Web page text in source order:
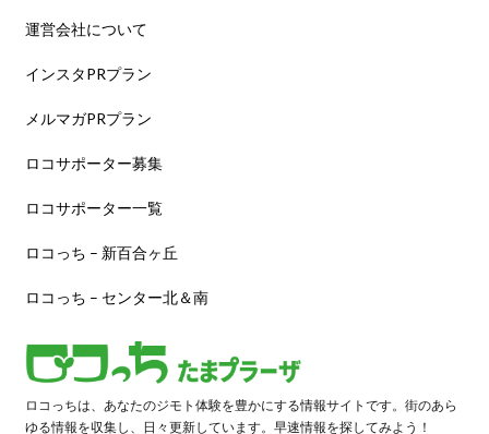
運営会社について
インスタPRプラン
メルマガPRプラン
ロコサポーター募集
ロコサポーター一覧
ロコっち – 新百合ヶ丘
ロコっち – センター北＆南
ロコっちは、あなたのジモト体験を豊かにする情報サイトです。街のあら
ゆる情報を収集し、日々更新しています。早速情報を探してみよう！